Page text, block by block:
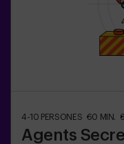
4-10 PERSONES 60 MIN.
Agents